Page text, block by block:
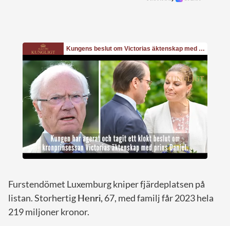
Furstendömet Luxemburg kniper fjärdeplatsen på
listan. StorhertigHenri, 67, med familj får 2023 hela
219 miljoner kronor.